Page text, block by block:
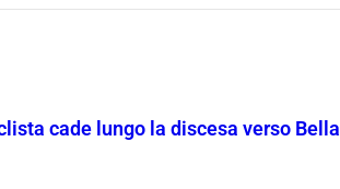
cade lungo la discesa verso